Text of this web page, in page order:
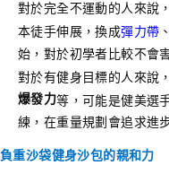
對於完全不運動的人來說
本徒手伸展，換成彈力帶
始，對於初學者比較不會
對於有健身目標的人來說
爆發力等，可能是健美選
練，在重量規劃會追求進
負重沙袋健身沙包的親和力